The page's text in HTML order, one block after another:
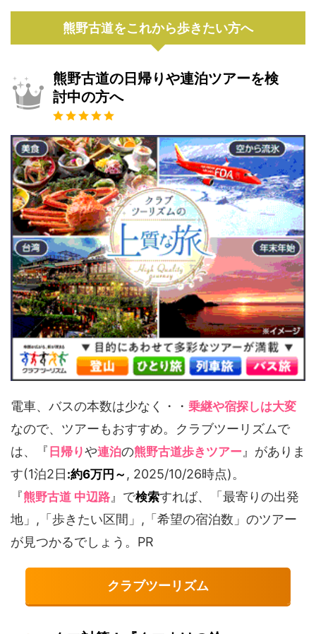
熊野古道をこれから歩きたい方へ
熊野古道の日帰りや連泊ツアーを検
討中の方へ
電車、バスの本数は少なく・・ 乗継や宿探しは大変
なので、ツアーもおすすめ。クラブツーリズムで
は、『 日帰りや連泊の熊野古道歩きツアー 』がありま
す(1泊2日 :約6万円～ , 2025/10/26時点)。
『熊野古道 中辺路 』で検索すれば、「最寄りの出発
地」,「歩きたい区間」,「希望の宿泊数」のツアー
が見つかるでしょう。PR
クラブツーリズム